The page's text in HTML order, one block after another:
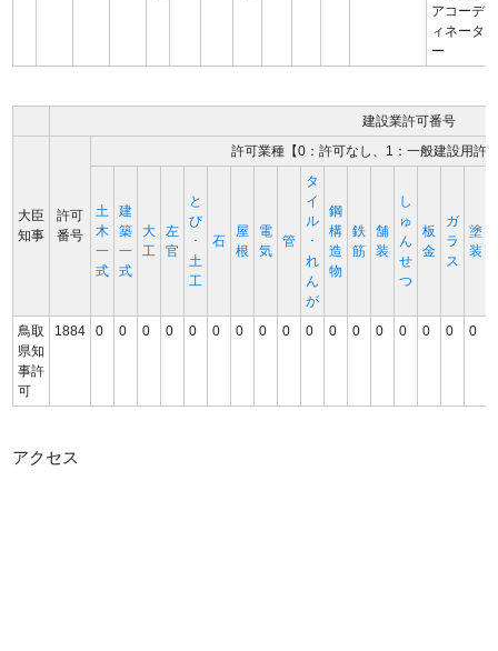
アコーデ
ィネータ
ー
建設業許可番号
大臣
知事
許可
番号
許可業種【0：許可なし、1：一般建設用許
土
木
一
式
建
築
一
式
大
工
左
官
と
び
･
土
工
石
屋
根
電
気
管
タ
イ
ル
･
れ
ん
が
鋼
構
造
物
鉄
筋
舗
装
し
ゅ
ん
せ
つ
板
金
ガ
ラ
ス
塗
装
鳥取
県知
事許
可
1884 0 0 0 0 0 0 0 0 0 0 0 0 0 0 0 0 0
アクセス